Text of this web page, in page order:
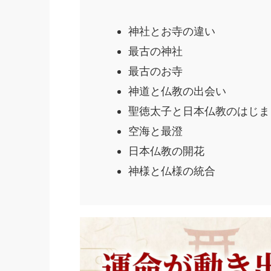
神社とお寺の違い
最古の神社
最古のお寺
神道と仏教の出会い
聖徳太子と日本仏教のはじ
空海と最澄
日本仏教の開花
神様と仏様の統合